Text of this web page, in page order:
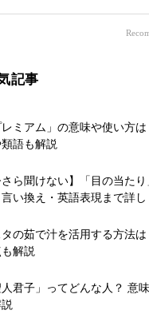
記事
レミアム」の意味や使い方
語も解説
さら聞けない】「目の当た
言い換え・英語表現まで詳し
の茹で汁を活用する方法
解説
人君子」ってどんな人？ 意